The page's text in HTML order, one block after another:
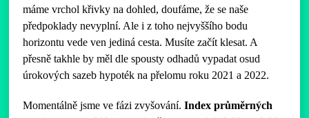
máme vrchol křivky na dohled, doufáme, že se naše
předpoklady nevyplní. Ale i z toho nejvyššího bodu
horizontu vede ven jediná cesta. Musíte začít klesat. A
přesně takhle by měl dle spousty odhadů vypadat osud
úrokových sazeb hypoték na přelomu roku 2021 a 2022.
Momentálně jsme ve fázi zvyšování.Index průměrných